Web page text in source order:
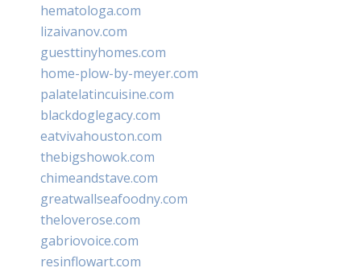
hematologa.com
lizaivanov.com
guesttinyhomes.com
home-plow-by-meyer.com
palatelatincuisine.com
blackdoglegacy.com
eatvivahouston.com
thebigshowok.com
chimeandstave.com
greatwallseafoodny.com
theloverose.com
gabriovoice.com
resinflowart.com